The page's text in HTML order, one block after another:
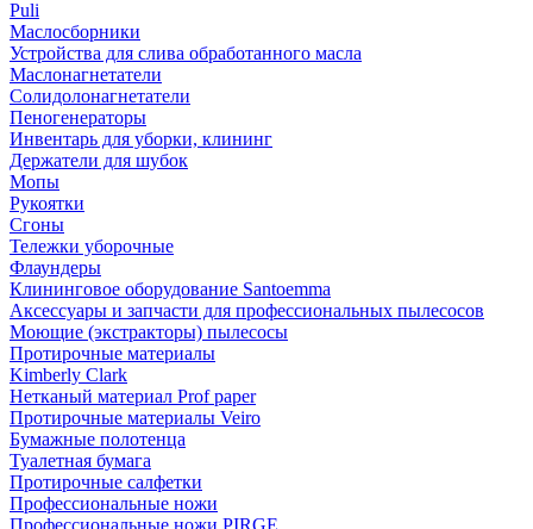
Puli
Маслосборники
Устройства для слива обработанного масла
Маслонагнетатели
Солидолонагнетатели
Пеногенераторы
Инвентарь для уборки, клининг
Держатели для шубок
Мопы
Рукоятки
Сгоны
Тележки уборочные
Флаундеры
Клининговое оборудование Santoemma
Аксессуары и запчасти для профессиональных пылесосов
Моющие (экстракторы) пылесосы
Протирочные материалы
Kimberly Clark
Нетканый материал Prof paper
Протирочные материалы Veiro
Бумажные полотенца
Туалетная бумага
Протирочные салфетки
Профессиональные ножи
Профессиональные ножи PIRGE